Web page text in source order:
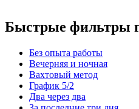
Быстрые фильтры
Без опыта работы
Вечерняя и ночная
Вахтовый метод
График 5/2
Два через два